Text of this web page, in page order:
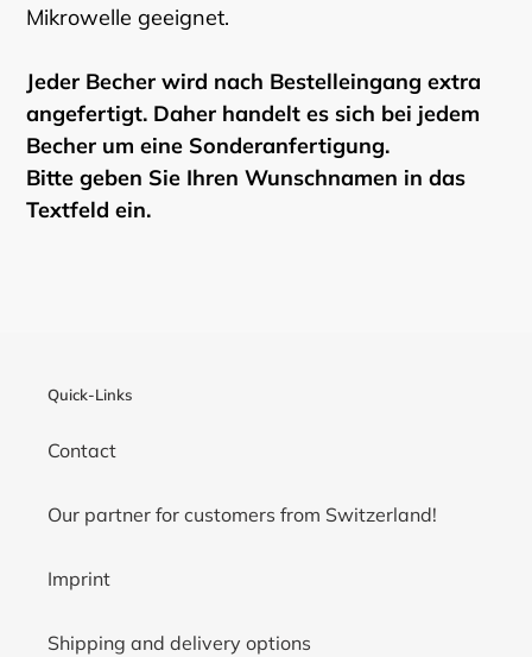
Mikrowelle geeignet.
Jeder Becher wird nach Bestelleingang extra
angefertigt. Daher handelt es sich bei jedem
Becher um eine Sonderanfertigung.
Bitte geben Sie Ihren Wunschnamen in das
Textfeld ein.
Quick-Links
Contact
Our partner for customers from Switzerland!
Imprint
Shipping and delivery options